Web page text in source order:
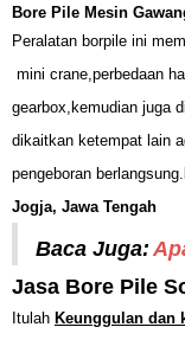
Bore Pile Mesin
Peralatan borpile ini
mini crane,perbedaan
gearbox,kemudian juga
dikaitkan ketempat lain
pengeboran berlangsung.
Jogja, Jawa Tengah
Baca Juga:
Jasa Bore Pile
Itulah Keunggulan dan